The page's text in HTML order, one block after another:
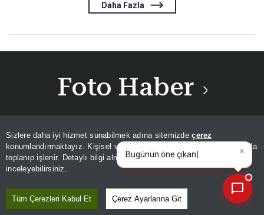
Sizlere daha iyi hizmet sunabilmek adına sitemizdeçerez
konumlandırmaktayız. Kişisel verileriniz, KVKK ve GDPR kapsamında
toplanıp işlenir. Detaylı bilgi almak içinAydınlatma Metnimizi
inceleyebilirsiniz.
Tüm Çerezleri Kabul Et Çerez Ayarlarına Git
Daha Fazla
Foto Haber
×
Bugünün öne çıkan manşetleri
ve gelişmeleri neler?